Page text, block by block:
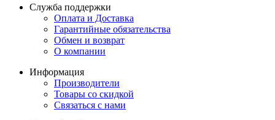
Служба поддержки
Оплата и Доставка
Гарантийные обязательства
Обмен и возврат
О компании
Информация
Производители
Товары со скидкой
Связаться с нами